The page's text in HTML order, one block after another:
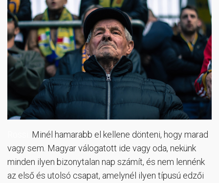
Minél hamarabb el kellene dönteni, hogy marad
vagy sem. Magyar válogatott ide vagy oda, nekünk
minden ilyen bizonytalan nap számít, és nem lennénk
az első és utolsó csapat, amelynél ilyen típusú edzői